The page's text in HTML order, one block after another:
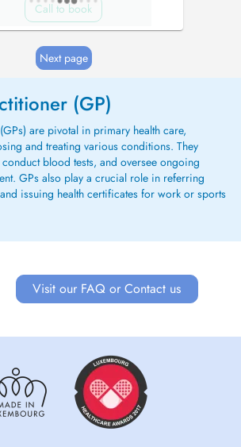
Call to book
Next page
(GP)
are pivotal in primary health care,
and treating various conditions. They
blood tests, and oversee ongoing
GPs also play a crucial role in referring
issuing health certificates for work or sports
Visit our FAQ or Contact us